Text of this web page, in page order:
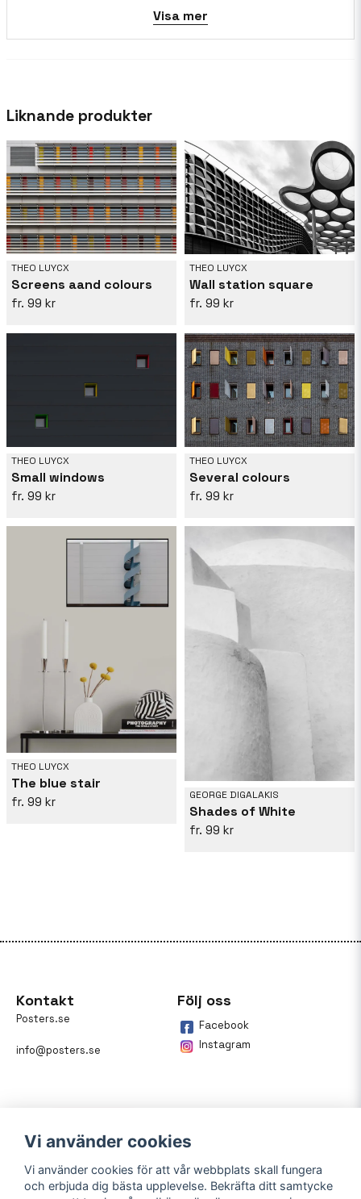
NederländernaVisa mer
Liknande produkter
THEO LUYCX
Screens aand colours
99 kr
THEO LUYCX
Wall station square
99 kr
THEO LUYCX
Small windows
99 kr
THEO LUYCX
Several colours
99 kr
THEO LUYCX
The blue stair
99 kr GEORGE DIGALAKIS
Shades of White
99 kr
Kontakt
Posters.se
info@posters.se
Följ oss
Facebook
Instagram
Vi använder cookies
Vi använder cookies för att vår webbplats skall fungera
och erbjuda dig bästa upplevelse. Bekräfta ditt samtycke